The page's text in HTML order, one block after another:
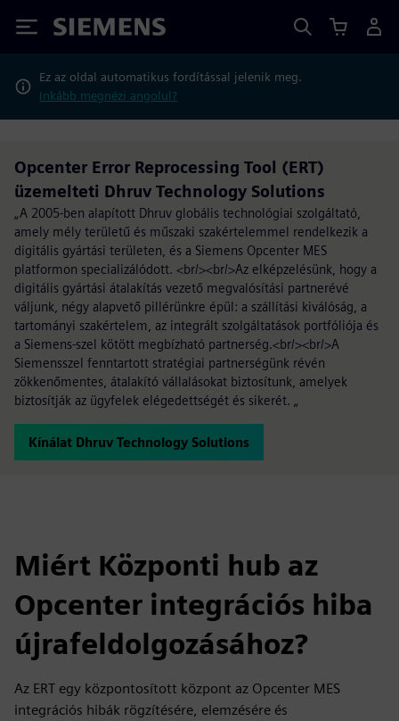
Siemens
Ez az oldal automatikus fordítással jelenik meg.
Inkább megnézi angolul?
Opcenter Error Reprocessing Tool (ERT)
üzemelteti Dhruv Technology Solutions
„A 2005-ben alapított Dhruv globális technológiai szolgáltató,
amely mély területű és műszaki szakértelemmel rendelkezik a
digitális gyártási területen, és a Siemens Opcenter MES
platformon specializálódott. <br/><br/>Az elképzelésünk, hogy a
digitális gyártási átalakítás vezető megvalósítási partnerévé
váljunk, négy alapvető pillérünkre épül: a szállítási kiválóság, a
tartományi szakértelem, az integrált szolgáltatások portfóliója és
a Siemens-szel kötött megbízható partnerség.<br/><br/>A
Siemensszel fenntartott stratégiai partnerségünk révén
zökkenőmentes, átalakító vállalásokat biztosítunk, amelyek
biztosítják az ügyfelek elégedettségét és sikerét. „
Kínálat Dhruv Technology Solutions
Miért Központi hub az
Opcenter integrációs hiba
újrafeldolgozásához?
Az ERT egy központosított központ az Opcenter MES
integrációs hibák rögzítésére, elemzésére és